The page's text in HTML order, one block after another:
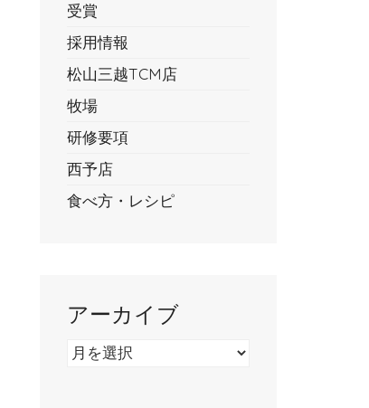
受賞
採用情報
松山三越TCM店
牧場
研修要項
西予店
食べ方・レシピ
アーカイブ
ア